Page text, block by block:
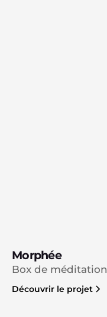
Morphée
Box de méditation
Découvrir le projet